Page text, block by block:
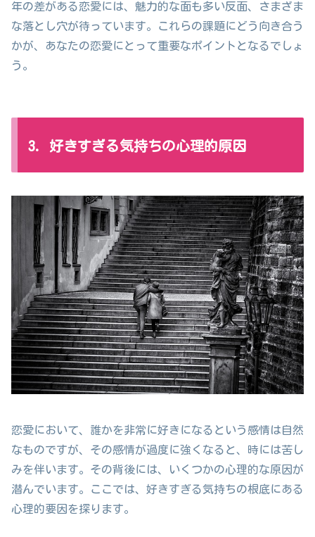
年の差がある恋愛には、魅力的な面も多い反面、さまざま
な落とし穴が待っています。これらの課題にどう向き合う
かが、あなたの恋愛にとって重要なポイントとなるでしょ
う。
3. 好きすぎる気持ちの心理的原因
恋愛において、誰かを非常に好きになるという感情は自然
なものですが、その感情が過度に強くなると、時には苦し
みを伴います。その背後には、いくつかの心理的な原因が
潜んでいます。ここでは、好きすぎる気持ちの根底にある
心理的要因を探ります。